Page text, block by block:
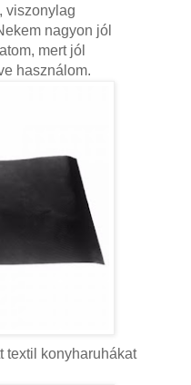
viszonylag
nagyon jól
mert jól
használom.
textil konyharuhákat